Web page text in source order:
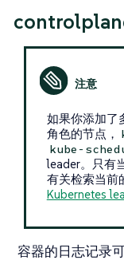
如果你添加了
角色的节点，
kube-
leader。只有
有关检索当前
Kubernetes
容器的日志记录